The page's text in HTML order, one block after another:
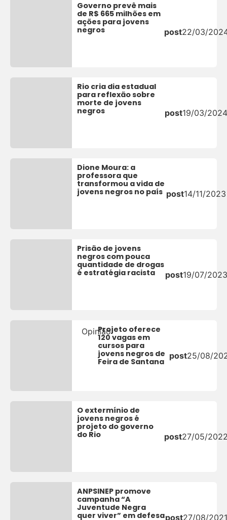
Governo prevê mais
de R$ 665 milhões em
ações para jovens
negros
post22/03/
Rio cria dia estadual
para reflexão sobre
morte de jovens
negros
post19/03/
Dione Moura: a
professora que
transformou a vida de
jovens negros no país post14/11/2023
Prisão de jovens
negros com pouca
quantidade de drogas
é estratégia racista
post19/07/2023
OpiniãoProjeto oferece
120 vagas em
cursos para
jovens negros de
Feira de Santana
post25/08/
O extermínio de
jovens negros é
projeto do governo
do Rio
post27/05/
ANPSINEP promove
campanha “A
Juventude Negra
quer viver” em defesapost27/08/2021